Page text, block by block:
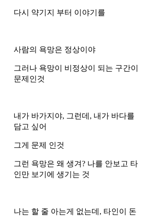
다시 약기지 부터 이야기를
사람의 욕망은 정상이야
그러나 욕망이 비정상이 되는 구간이
문제인것
내가 바가지야, 그런데, 내가 바다를
담고 싶어
그게 문제 인것
그런 욕망은 왜 생겨? 나를 안보고 타
인만 보기에 생기는 것
나는 할 줄 아는게 없는데, 타인이 돈